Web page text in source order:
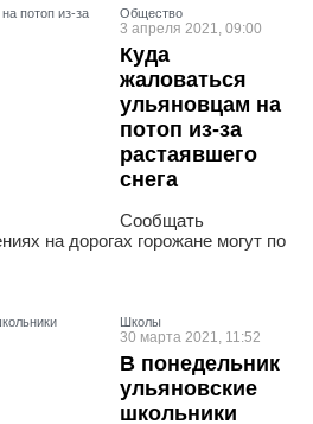
Общество
3 апреля 2021, 09:00
Куда
жаловаться
ульяновцам на
потоп из-за
растаявшего
снега
Сообщать
на дорогах горожане могут по
Школы
30 марта 2021, 11:52
В понедельник
ульяновские
школьники